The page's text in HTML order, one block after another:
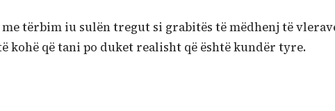
me tërbim iu sulën tregut si grabitës të mëdhenj të
kohë që tani po duket realisht që është kundër tyre.